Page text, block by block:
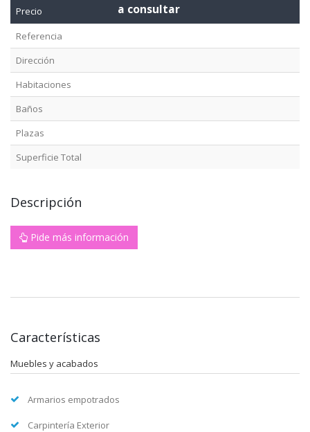
Precio a consultar
Referencia
Dirección
Habitaciones
Baños
Plazas
Superficie Total
Descripción
Pide más información
Características
Muebles y acabados
Armarios empotrados
Carpintería Exterior